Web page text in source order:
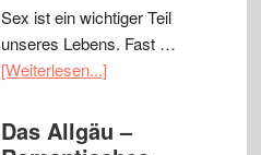
Sex ist ein wichtiger Teil
unseres Lebens. Fast …
[Weiterlesen...]
Das Allgäu –